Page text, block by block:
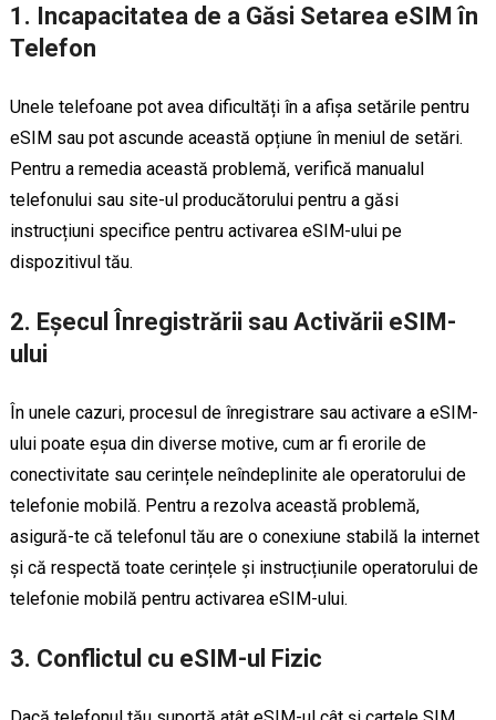
1. Incapacitatea de a Găsi Setarea eSIM în
Telefon
Unele telefoane pot avea dificultăți în a afișa setările pentru
eSIM sau pot ascunde această opțiune în meniul de setări.
Pentru a remedia această problemă, verifică manualul
telefonului sau site-ul producătorului pentru a găsi
instrucțiuni specifice pentru activarea eSIM-ului pe
dispozitivul tău.
2. Eșecul Înregistrării sau Activării eSIM-
ului
În unele cazuri, procesul de înregistrare sau activare a eSIM-
ului poate eșua din diverse motive, cum ar fi erorile de
conectivitate sau cerințele neîndeplinite ale operatorului de
telefonie mobilă. Pentru a rezolva această problemă,
asigură-te că telefonul tău are o conexiune stabilă la internet
și că respectă toate cerințele și instrucțiunile operatorului de
telefonie mobilă pentru activarea eSIM-ului.
3. Conflictul cu eSIM-ul Fizic